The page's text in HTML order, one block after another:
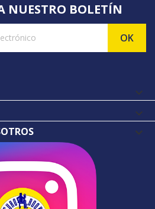
NUESTRO BOLETÍN

